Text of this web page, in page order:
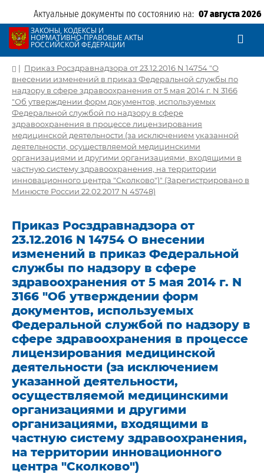
Актуальные документы по состоянию на: 07 августа 2026
ЗАКОНЫ, КОДЕКСЫ И
НОРМАТИВНО-ПРАВОВЫЕ АКТЫ
РОССИЙСКОЙ ФЕДЕРАЦИИ
| Приказ Росздравнадзора от 23.12.2016 N 14754 "О
внесении изменений в приказ Федеральной службы по
надзору в сфере здравоохранения от 5 мая 2014 г. N 3166
"Об утверждении форм документов, используемых
Федеральной службой по надзору в сфере
здравоохранения в процессе лицензирования
медицинской деятельности (за исключением указанной
деятельности, осуществляемой медицинскими
организациями и другими организациями, входящими в
частную систему здравоохранения, на территории
инновационного центра "Сколково")" (Зарегистрировано в
Минюсте России 22.02.2017 N 45748)
Приказ Росздравнадзора от
23.12.2016 N 14754 О внесении
изменений в приказ Федеральной
службы по надзору в сфере
здравоохранения от 5 мая 2014 г. N
3166 "Об утверждении форм
документов, используемых
Федеральной службой по надзору в
сфере здравоохранения в процессе
лицензирования медицинской
деятельности (за исключением
указанной деятельности,
осуществляемой медицинскими
организациями и другими
организациями, входящими в
частную систему здравоохранения,
на территории инновационного
центра "Сколково")